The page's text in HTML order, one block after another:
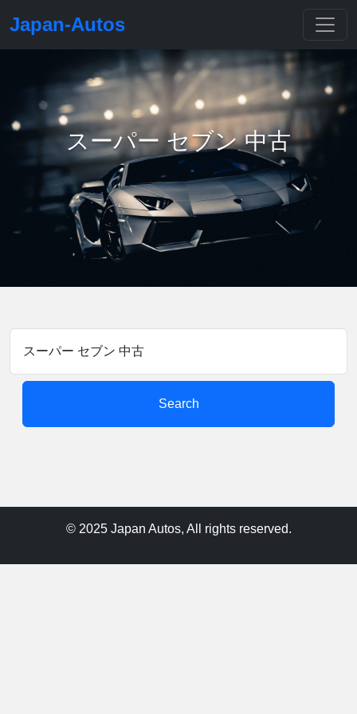
Japan-Autos
スーパー セブン 中古
Search
© 2025 Japan Autos, All rights reserved.